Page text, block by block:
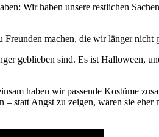
Wir haben unsere restlichen
machen, die wir länger nicht
geblieben sind. Es ist Halloween,
haben wir passende Kostüme
statt Angst zu zeigen, waren sie eher